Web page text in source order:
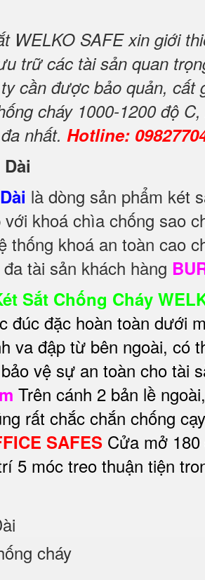
WELKO SAFE xin giới
trữ các tài sản quan
cần được bảo quản, cất
cháy 1000-1200 độ
nhất. Hotline:
là dòng sản phẩm két
khoá chìa chống sao
khoá an toàn cao
tài sản khách hàng
Sắt Chống Cháy
đúc đặc hoàn toàn dưới
va đập từ bên ngoài, có
vệ sự an toàn cho tài
Trên cánh 2 bản lề
rất chắc chắn chống
SAFES Cửa mở
5 móc treo thuận tiện
cháy